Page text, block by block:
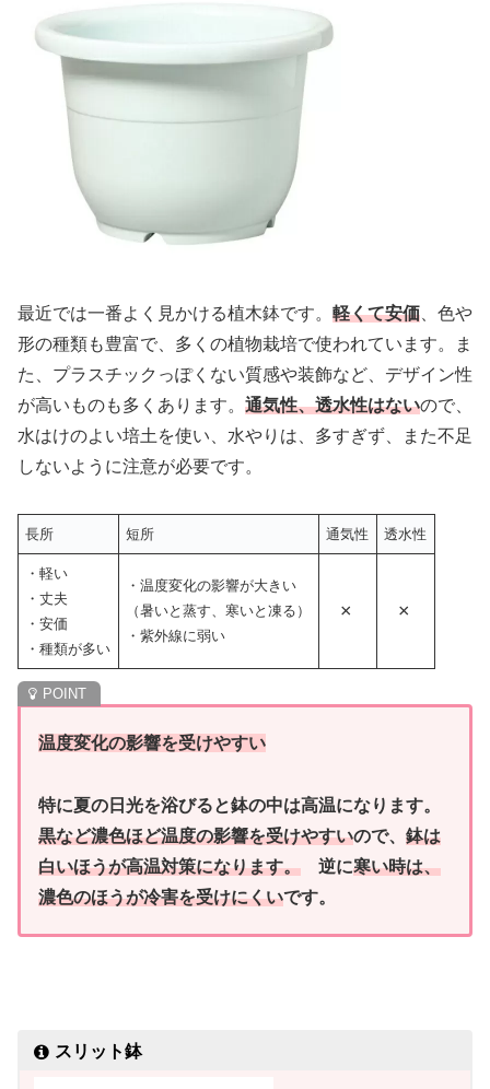
最近では一番よく見かける植木鉢です。 軽くて安価 、色や
形の種類も豊富で、多くの植物栽培で使われています。ま
た、プラスチックっぽくない質感や装飾など、デザイン性
が高いものも多くあります。 通気性、透水性はないので、
水はけのよい培土を使い、水やりは、多すぎず、また不足
しないように注意が必要です。
長所 短所 通気性 透水性
・軽い
・丈夫
・安価
・種類が多い
・温度変化の影響が大きい
（暑いと蒸す、寒いと凍る）
・紫外線に弱い
× ×
温度変化の影響を受けやすい
特に夏の日光を浴びると鉢の中は高温になります。
黒など濃色ほど温度の影響を受けやすいので、 鉢は
白いほうが高温対策になります。
逆に寒い時は、
濃色のほうが冷害を受けにくいです。
スリット鉢